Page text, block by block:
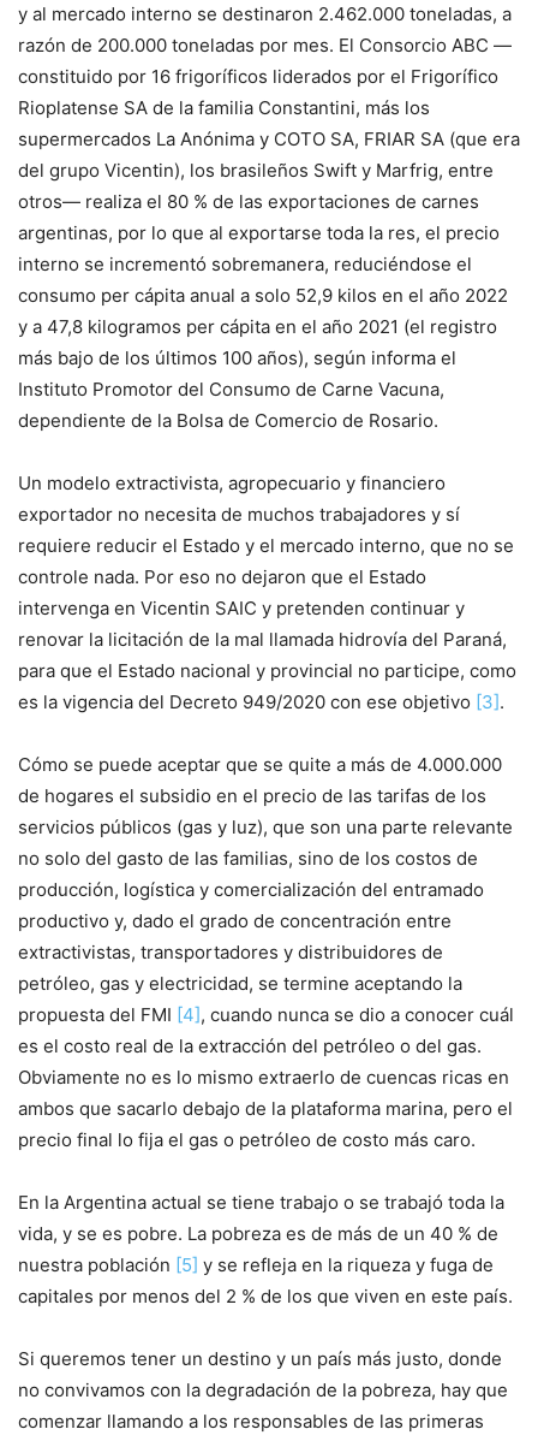
y al mercado interno se destinaron 2.462.000 toneladas, a
razón de 200.000 toneladas por mes. El Consorcio ABC —
constituido por 16 frigoríficos liderados por el Frigorífico
Rioplatense SA de la familia Constantini, más los
supermercados La Anónima y COTO SA, FRIAR SA (que era
del grupo Vicentin), los brasileños Swift y Marfrig, entre
otros— realiza el 80 % de las exportaciones de carnes
argentinas, por lo que al exportarse toda la res, el precio
interno se incrementó sobremanera, reduciéndose el
consumo per cápita anual a solo 52,9 kilos en el año 2022
y a 47,8 kilogramos per cápita en el año 2021 (el registro
más bajo de los últimos 100 años), según informa el
Instituto Promotor del Consumo de Carne Vacuna,
dependiente de la Bolsa de Comercio de Rosario.
Un modelo extractivista, agropecuario y financiero
exportador no necesita de muchos trabajadores y sí
requiere reducir el Estado y el mercado interno, que no se
controle nada. Por eso no dejaron que el Estado
intervenga en Vicentin SAIC y pretenden continuar y
renovar la licitación de la mal llamada hidrovía del Paraná,
para que el Estado nacional y provincial no participe, como
es la vigencia del Decreto 949/2020 con ese objetivo [3].
Cómo se puede aceptar que se quite a más de 4.000.000
de hogares el subsidio en el precio de las tarifas de los
servicios públicos (gas y luz), que son una parte relevante
no solo del gasto de las familias, sino de los costos de
producción, logística y comercialización del entramado
productivo y, dado el grado de concentración entre
extractivistas, transportadores y distribuidores de
petróleo, gas y electricidad, se termine aceptando la
propuesta del FMI [4], cuando nunca se dio a conocer cuál
es el costo real de la extracción del petróleo o del gas.
Obviamente no es lo mismo extraerlo de cuencas ricas en
ambos que sacarlo debajo de la plataforma marina, pero el
precio final lo fija el gas o petróleo de costo más caro.
En la Argentina actual se tiene trabajo o se trabajó toda la
vida, y se es pobre. La pobreza es de más de un 40 % de
nuestra población [5] y se refleja en la riqueza y fuga de
capitales por menos del 2 % de los que viven en este país.
Si queremos tener un destino y un país más justo, donde
no convivamos con la degradación de la pobreza, hay que
comenzar llamando a los responsables de las primeras